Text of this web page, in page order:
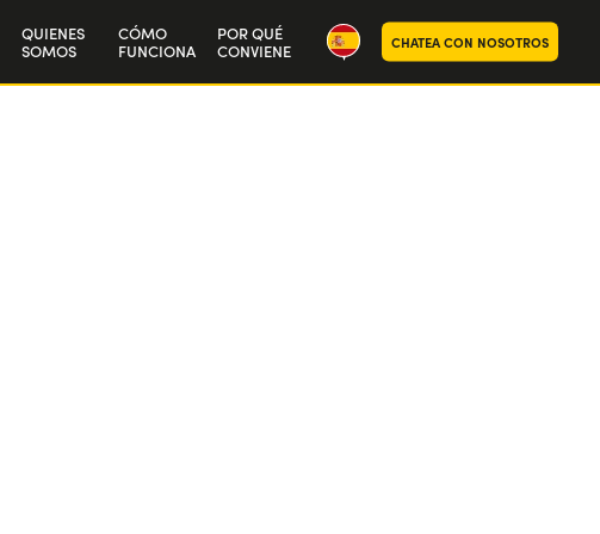
QUIENES
SOMOS
CÓMO
FUNCIONA
POR QUÉ
CONVIENE CHATEA CON NOSOTROS